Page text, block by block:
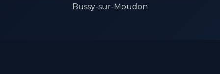
Bussy-sur-Moudon